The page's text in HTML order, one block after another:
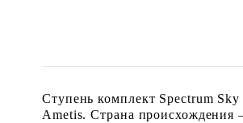
Ступень комплект Spectrum
Ametis. Страна происхождения